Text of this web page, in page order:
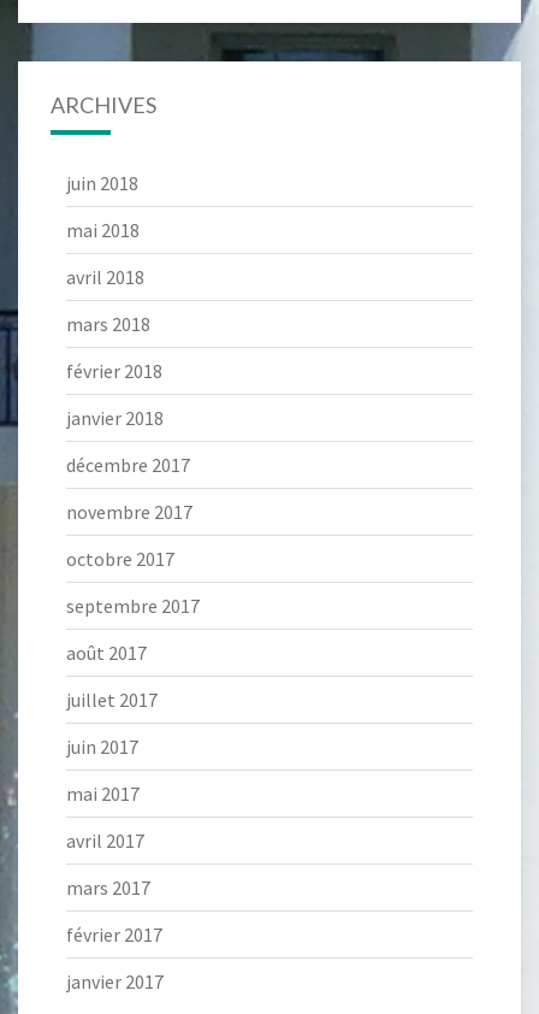
ARCHIVES
juin 2018
mai 2018
avril 2018
mars 2018
février 2018
janvier 2018
décembre 2017
novembre 2017
octobre 2017
septembre 2017
août 2017
juillet 2017
juin 2017
mai 2017
avril 2017
mars 2017
février 2017
janvier 2017